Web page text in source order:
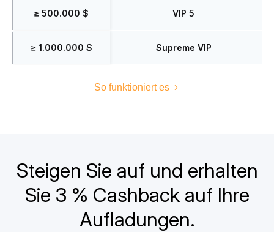
≥ 500.000 $ VIP 5
≥ 1.000.000 $ Supreme VIP
So funktioniert es
Steigen Sie auf und erhalten
Sie 3 % Cashback auf Ihre
Aufladungen.